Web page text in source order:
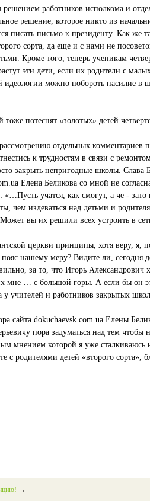
работников исполкома и
решение, которое никто из
писать письмо к президенту. Как же
сорта, да еще и с нами не
Кроме того, теперь ученикам
эти дети, если их родители с
можно побороть насилие в
потеснят «золотых» детей
отдельных комментариев
к трудностям в связи с
закрыть непригодные школы. Слава
Елена Беликова со мной не
учатся, как смогут, а че -
чем издеваться над детьми и
вы их решили всех устроить в
церкви принципы, хотя веру, я,
нашему меру? Видите ли, сегодня
за то, что Игорь Александрович
мне … с большой горы. А если бы он
учителей и работников закрытых
сайта dokuchaevsk.com.ua Елены
пора задуматься над тем чтобы
мнением которой я уже
родителями детей «второго сорта»,
→